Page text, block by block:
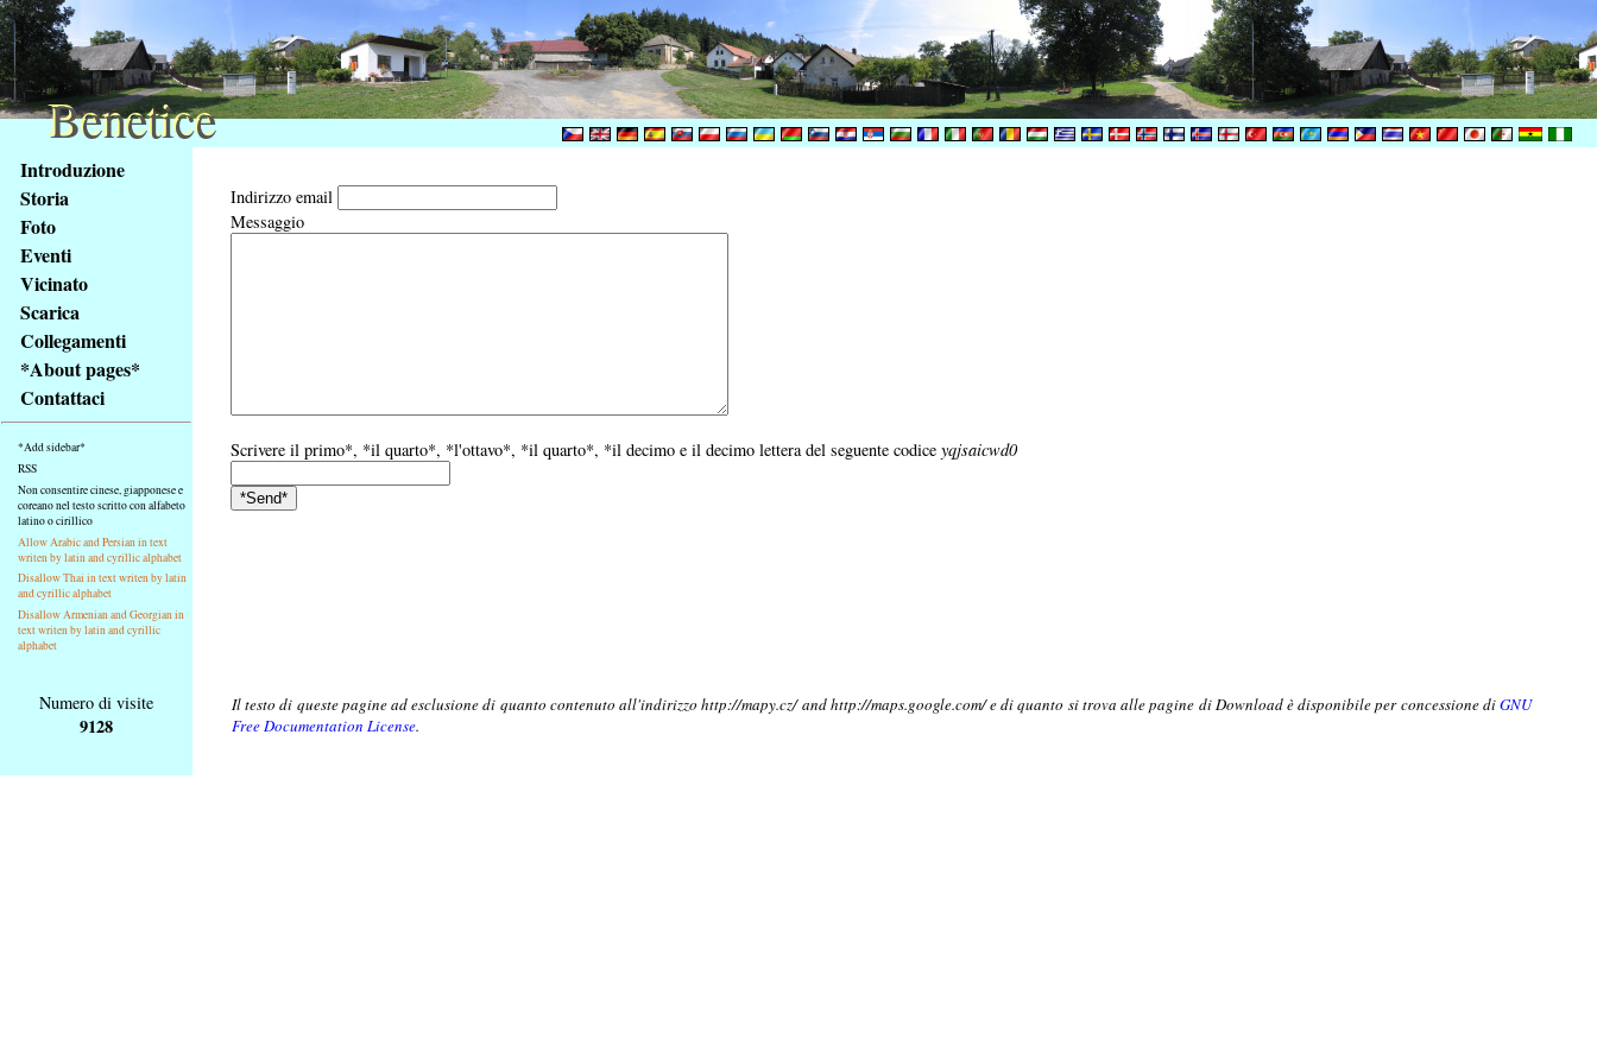
obsah
stránky
Klávesové
zkratky
tomto
webu
základní
Hlavní
strana
Introduzione
Storia
Foto
Eventi
Vicinato
Scarica
Collegamenti
*About pages*
Contattaci
*Add sidebar*
RSS
Non consentire cinese, giapponese e
coreano nel testo scritto con alfabeto
latino o cirillico
Allow Arabic and Persian in text
writen by latin and cyrillic alphabet
Disallow Thai in text writen by latin
and cyrillic alphabet
Disallow Armenian and Georgian in
text writen by latin and cyrillic
alphabet
Indirizzo email
Messaggio
Scrivere il primo*, *il quarto*, *l'ottavo*, *il quarto*, *il decimo e il decimo lettera del seguente codice yqjsaicwd0
Numero di visite
9128
Il testo di queste pagine ad esclusione di quanto contenuto all'indirizzo http://mapy.cz/ and http://maps.google.com/ e di quanto si trova alle pagine di Download è disponibile per concessione diGNU
Free Documentation License.
Benetice
Benetice